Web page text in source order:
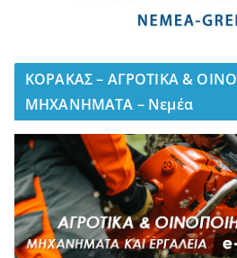
ΚΟΡΑΚΑΣ – ΑΓΡΟΤΙΚΑ &
ΜΗΧΑΝΗΜΑΤΑ – Νεμέα